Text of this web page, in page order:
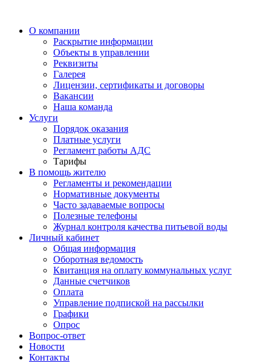
О компании
Раскрытие информации
Объекты в управлении
Реквизиты
Галерея
Лицензии, сертификаты и договоры
Вакансии
Наша команда
Услуги
Порядок оказания
Платные услуги
Регламент работы АДС
Тарифы
В помощь жителю
Регламенты и рекомендации
Нормативные документы
Часто задаваемые вопросы
Полезные телефоны
Журнал контроля качества питьевой воды
Личный кабинет
Общая информация
Оборотная ведомость
Квитанция на оплату коммунальных услуг
Данные счетчиков
Оплата
Управление подпиской на рассылки
Графики
Опрос
Вопрос-ответ
Новости
Контакты